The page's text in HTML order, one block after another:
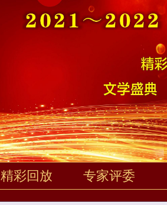
精彩回放 专家评委